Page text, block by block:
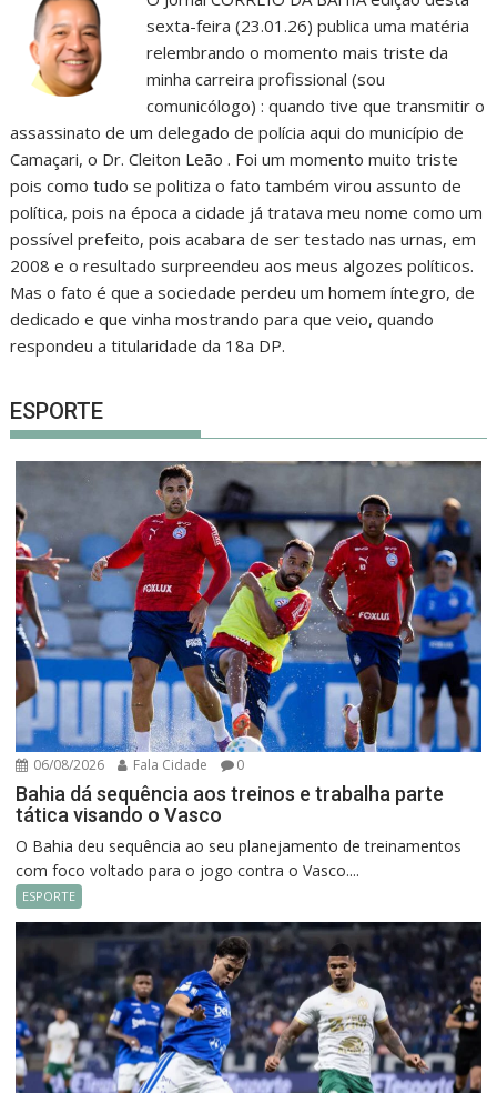
sexta-feira (23.01.26) publica uma matéria
relembrando o momento mais triste da
minha carreira profissional (sou
comunicólogo) : quando tive que transmitir o
assassinato de um delegado de polícia aqui do município de
Camaçari, o Dr. Cleiton Leão . Foi um momento muito triste
pois como tudo se politiza o fato também virou assunto de
política, pois na época a cidade já tratava meu nome como um
possível prefeito, pois acabara de ser testado nas urnas, em
2008 e o resultado surpreendeu aos meus algozes políticos.
Mas o fato é que a sociedade perdeu um homem íntegro, de
dedicado e que vinha mostrando para que veio, quando
respondeu a titularidade da 18a DP.
ESPORTE
06/08/2026 Fala Cidade 0
Bahia dá sequência aos treinos e trabalha parte
tática visando o Vasco
O Bahia deu sequência ao seu planejamento de treinamentos
com foco voltado para o jogo contra o Vasco....
ESPORTE